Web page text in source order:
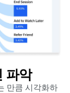
파악
만큼 시각화하